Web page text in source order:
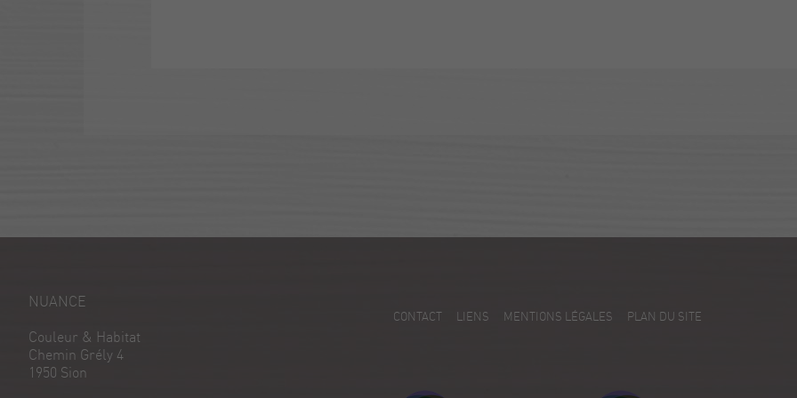
CONTACT LIENS MENTIONS LÉGALES PLAN DU SITE
NUANCE
Couleur & Habitat
Chemin Grély 4
1950 Sion